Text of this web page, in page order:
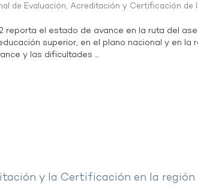
de Evaluación, Acreditación y Certificación de
reporta el estado de avance en la ruta del
superior, en el plano nacional y en la
y las dificultades ...
y la Certificación en la región